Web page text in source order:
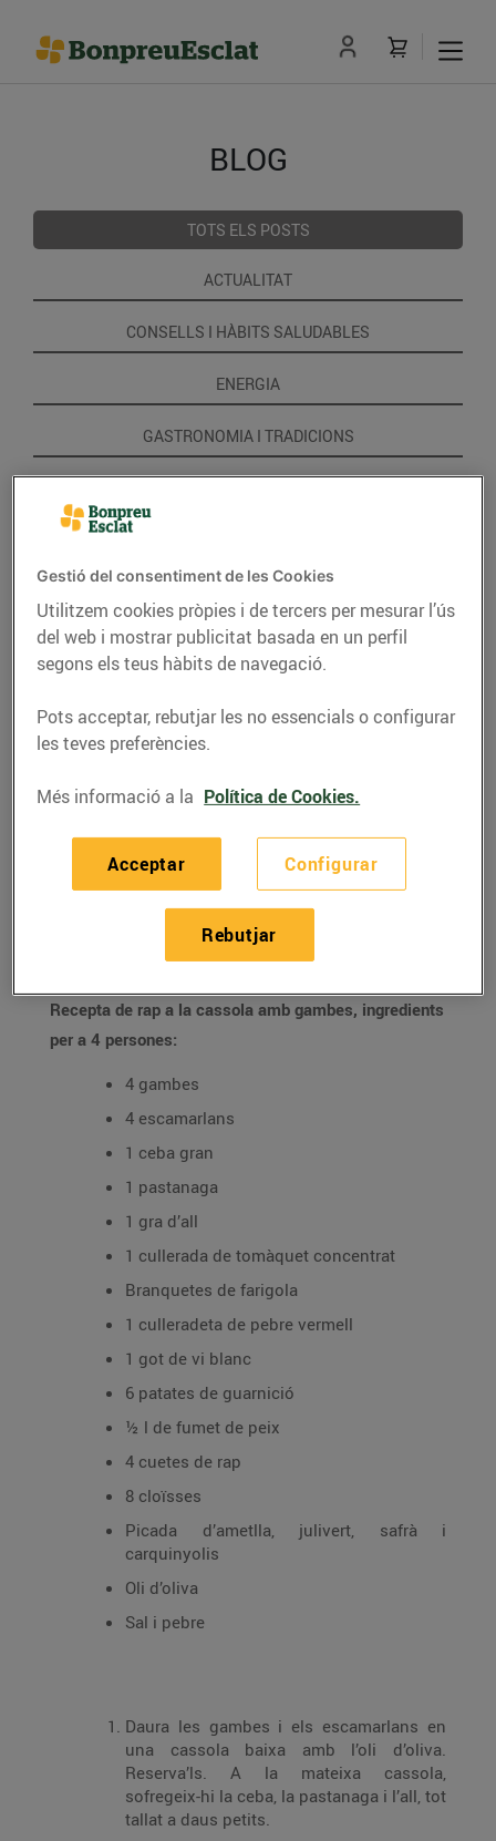
BLOG
TOTS ELS POSTS
ACTUALITAT
CONSELLS I HÀBITS SALUDABLES
ENERGIA
GASTRONOMIA I TRADICIONS
Recepta de rap a la
cassola amb gambes
27/de desembre/2019
Recepta de rap a la cassola amb gambes, ingredients
per a 4 persones:
4 gambes
4 escamarlans
1 ceba gran
1 pastanaga
1 gra d’all
1 cullerada de tomàquet concentrat
Branquetes de farigola
1 culleradeta de pebre vermell
1 got de vi blanc
6 patates de guarnició
½ l de fumet de peix
4 cuetes de rap
8 cloïsses
Picada d’ametlla, julivert, safrà i
carquinyolis
Oli d’oliva
Sal i pebre
Daura les gambes i els esca­marlans en
una cassola baixa amb l’oli d’oliva.
Reserva’ls. A la mateixa cassola,
sofregeix-hi la ceba, la pastanaga i l’all, tot
tallat a daus petits.
Gestió del consentiment de les Cookies
Utilitzem cookies pròpies i de tercers per mesurar l’ús
del web i mostrar publicitat basada en un perfil
segons els teus hàbits de navegació.
Pots acceptar, rebutjar les no essencials o configurar
les teves preferències.
Més informació a la Política de Cookies.
Configurar
Rebutjar
Acceptar